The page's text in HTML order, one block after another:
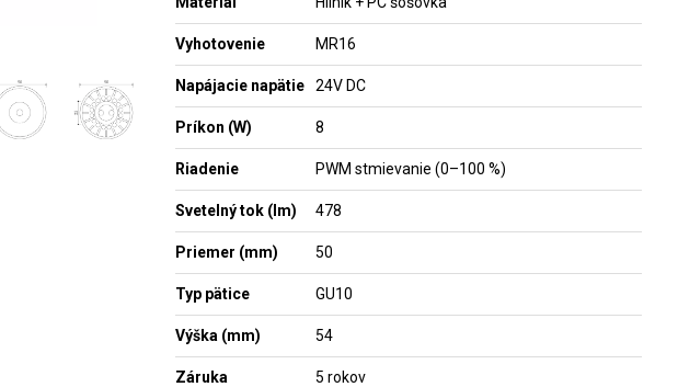
Vyhotovenie MR16
Napájacie napätie 24V DC
Príkon (W) 8
Riadenie PWM stmievanie (0–100 %)
Svetelný tok (lm) 478
Priemer (mm) 50
Typ pätice GU10
Výška (mm) 54
Záruka 5 rokov